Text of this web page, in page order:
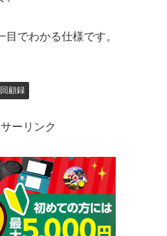
目でわかる仕様です。
顧録
ーリンク